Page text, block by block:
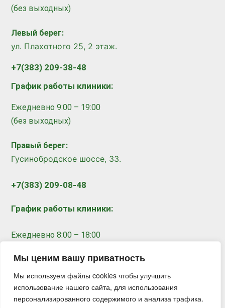
Мы ценим вашу приватность
Мы используем файлы cookies чтобы улучшить
использование нашего сайта, для использования
персонализированного содержимого и анализа трафика.
(без выходных)
Левый берег:
ул. Плахотного 25, 2 этаж.
+7(383) 209-38-48
График работы клиники:
Ежедневно 9:00 – 19:00
(без выходных)
Правый берег:
Гусинобродское шоссе, 33.
+7(383) 209-08-48
График работы клиники:
Ежедневно 8:00 – 18:00
Записаться на прием